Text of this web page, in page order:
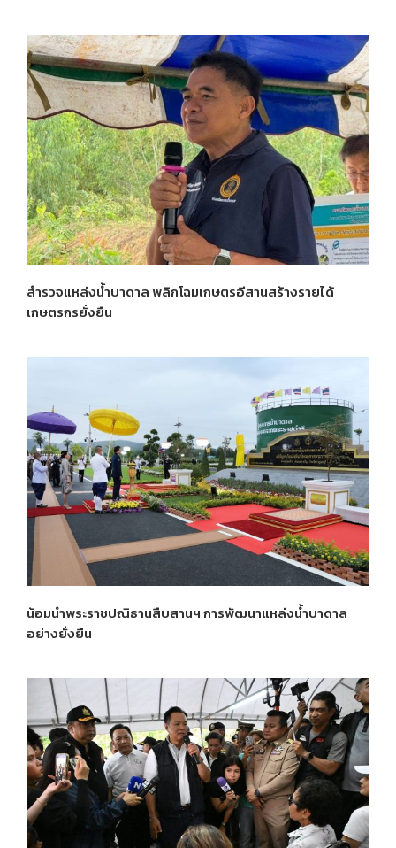
สำรวจแหล่งน้ำบาดาล พลิกโฉมเกษตรอีสานสร้างรายได้
เกษตรกรยั่งยืน
น้อมนำพระราชปณิธานสืบสานฯ การพัฒนาแหล่งน้ำบาดาล
อย่างยั่งยืน